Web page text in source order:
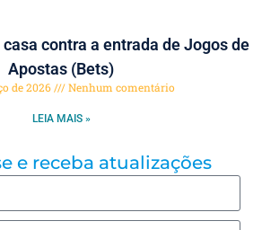
contra a entrada de Jogos de
Apostas (Bets)
de 2026 Nenhum comentário
LEIA MAIS »
e receba atualizações